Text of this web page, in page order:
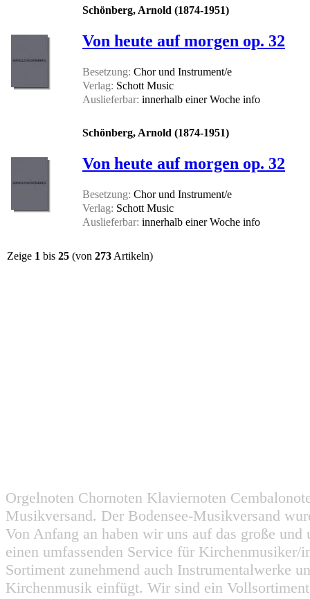
Schönberg, Arnold (1874-1951)
Von heute auf morgen op. 32
Besetzung: Chor und Instrument/e
Verlag: Schott Music
Auslieferbar: innerhalb einer Woche info
Schönberg, Arnold (1874-1951)
Von heute auf morgen op. 32
Besetzung: Chor und Instrument/e
Verlag: Schott Music
Auslieferbar: innerhalb einer Woche info
Zeige 1 bis 25 (von 273Artikeln)
Orgelnoten Chornoten Klaviernoten
Musikversand. Der Bodensee-Musikversand
Von Anfang an haben wir uns auf das große
einen umfassenden Service für
Sortiment zunehmend auch Instrumentalwerke
Kirchenmusik einfügt. Wir sind ein